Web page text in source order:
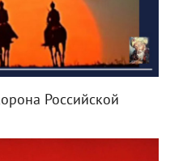
Российской